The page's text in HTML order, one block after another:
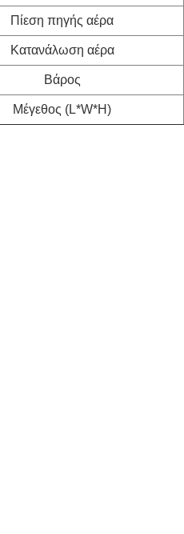
Πίεση πηγής αέρα
Κατανάλωση αέρα
Βάρος
Μέγεθος (L*W*H)